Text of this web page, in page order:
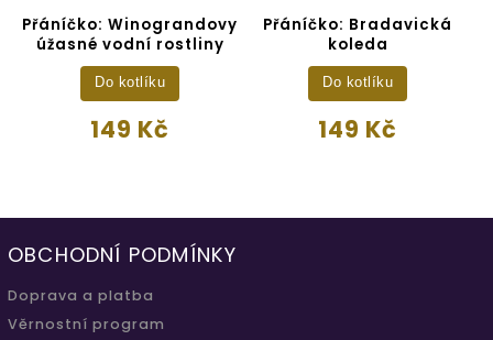
Přáníčko: Winograndovy
úžasné vodní rostliny
149 Kč
Do kotlíku
Přáníčko: Bradavická
koleda
149 Kč
Do kotlíku
OBCHODNÍ PODMÍNKY
Doprava a platba
Věrnostní program